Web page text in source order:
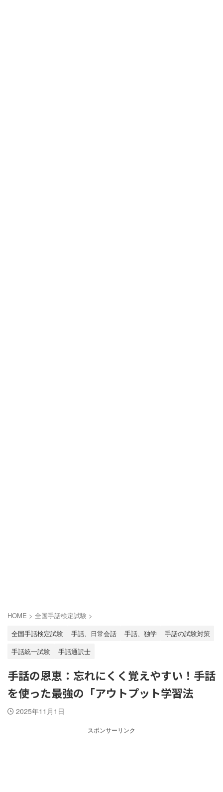
HOME > 全国手話検定試験 >
全国手話検定試験
手話、日常会話 手話、独学
手話の試験対策
手話統一試験
手話通訳士
手話の恩恵：忘れにくく覚えやすい！手話
を使った最強の「アウトプット学習法
2025年11月1日
スポンサーリンク